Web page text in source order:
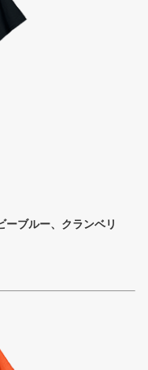
ブルー、クランベリ